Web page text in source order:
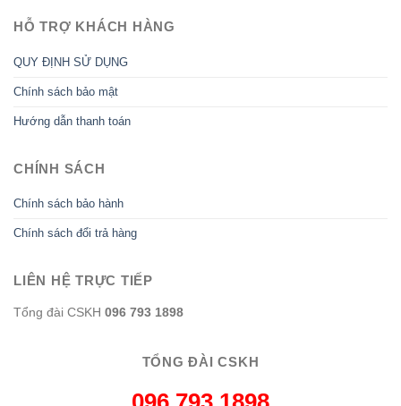
HỖ TRỢ KHÁCH HÀNG
QUY ĐỊNH SỬ DỤNG
Chính sách bảo mật
Hướng dẫn thanh toán
CHÍNH SÁCH
Chính sách bảo hành
Chính sách đổi trả hàng
LIÊN HỆ TRỰC TIẾP
Tổng đài CSKH 096 793 1898
TỔNG ĐÀI CSKH